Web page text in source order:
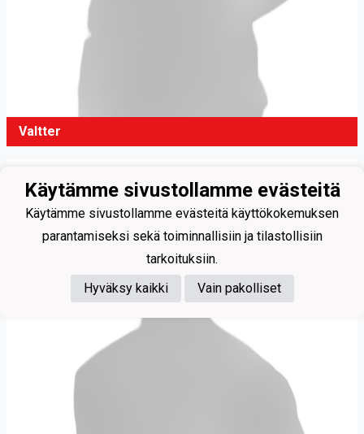
Valtter
Käytämme sivustollamme evästeitä
Käytämme sivustollamme evästeitä käyttökokemuksen
parantamiseksi sekä toiminnallisiin ja tilastollisiin
tarkoituksiin.
Hyväksy kaikki
Vain pakolliset